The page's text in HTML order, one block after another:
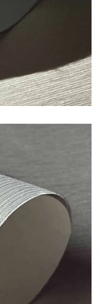
Struktur,
verleiht.